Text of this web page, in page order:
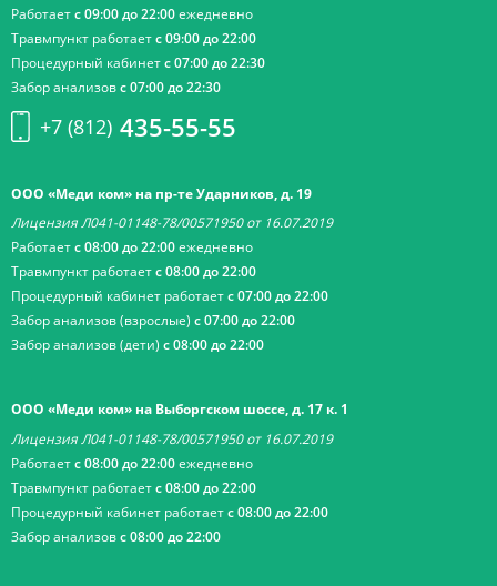
Работаетс 09:00 до 22:00ежедневно
Травмпункт работаетс 09:00 до 22:00
Процедурный кабинетс 07:00 до 22:30
Забор анализовс 07:00 до 22:30
+7 (812) 435-55-55
ООО «Меди ком» на пр-те Ударников, д. 19
Лицензия Л041-01148-78/00571950 от 16.07.2019
Работаетс 08:00 до 22:00ежедневно
Травмпункт работаетс 08:00 до 22:00
Процедурный кабинет работаетс 07:00 до 22:00
Забор анализов (взрослые) с 07:00 до 22:00
Забор анализов (дети) с 08:00 до 22:00
ООО «Меди ком» на Выборгском шоссе, д. 17 к. 1
Лицензия Л041-01148-78/00571950 от 16.07.2019
Работаетс 08:00 до 22:00ежедневно
Травмпункт работаетс 08:00 до 22:00
Процедурный кабинет работаетс 08:00 до 22:00
Забор анализовс 08:00 до 22:00